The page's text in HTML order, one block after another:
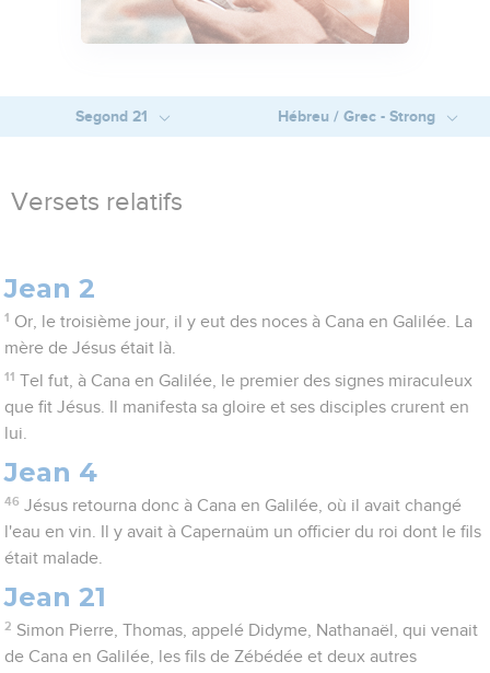
Segond 21 Hébreu / Grec - Strong
Versets relatifs
Jean 2
1 Or, le troisième jour, il y eut des noces à Cana en Galilée. La
mère de Jésus était là.
11 Tel fut, à Cana en Galilée, le premier des signes miraculeux
que fit Jésus. Il manifesta sa gloire et ses disciples crurent en
lui.
Jean 4
46 Jésus retourna donc à Cana en Galilée, où il avait changé
l'eau en vin. Il y avait à Capernaüm un officier du roi dont le fils
était malade.
Jean 21
2 Simon Pierre, Thomas, appelé Didyme, Nathanaël, qui venait
de Cana en Galilée, les fils de Zébédée et deux autres